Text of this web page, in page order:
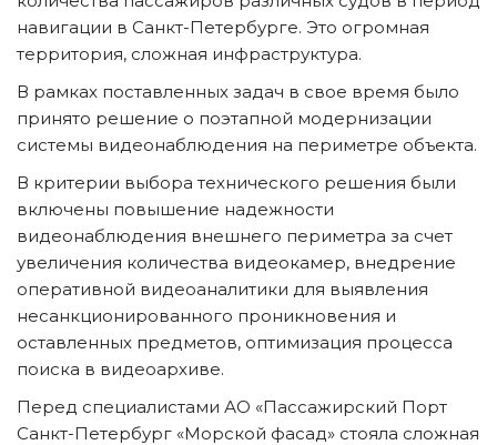
навигации в Санкт-Петербурге. Это огромная
территория, сложная инфраструктура.
В рамках поставленных задач в свое время было
принято решение о поэтапной модернизации
системы видеонаблюдения на периметре объекта.
В критерии выбора технического решения были
включены повышение надежности
видеонаблюдения внешнего периметра за счет
увеличения количества видеокамер, внедрение
оперативной видеоаналитики для выявления
несанкционированного проникновения и
оставленных предметов, оптимизация процесса
поиска в видеоархиве.
Перед специалистами АО «Пассажирский Порт
Санкт-Петербург «Морской фасад» стояла сложная